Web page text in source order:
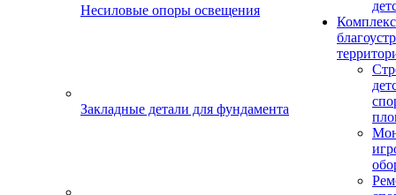
Несиловые опоры освещения
Закладные детали для фундамента